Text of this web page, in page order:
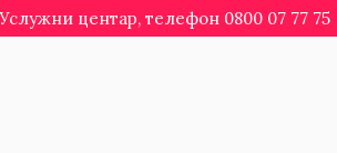
центар, телефон 0800 07 77 75